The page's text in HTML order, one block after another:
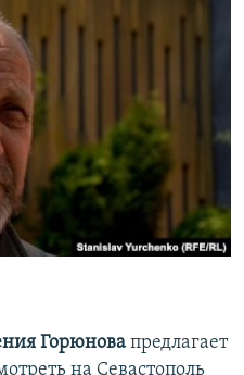
Горюнова предлагает
на Севастополь